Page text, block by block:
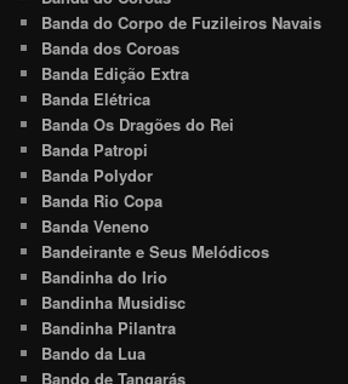
Banda do Corpo de Fuzileiros Navais
Banda dos Coroas
Banda Edição Extra
Banda Elétrica
Banda Os Dragões do Rei
Banda Patropi
Banda Polydor
Banda Rio Copa
Banda Veneno
Bandeirante e Seus Melódicos
Bandinha do Irio
Bandinha Musidisc
Bandinha Pilantra
Bando da Lua
Bando de Tangarás